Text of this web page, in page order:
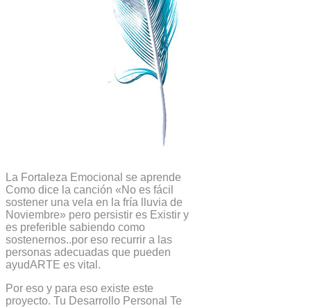
La Fortaleza Emocional se aprende
Como dice la canción «No es fácil
sostener una vela en la fría lluvia de
Noviembre» pero persistir es Existir y
es preferible sabiendo como
sostenernos..por eso recurrir a las
personas adecuadas que pueden
ayudARTE es vital.
Por eso y para eso existe este
proyecto. Tu Desarrollo Personal Te